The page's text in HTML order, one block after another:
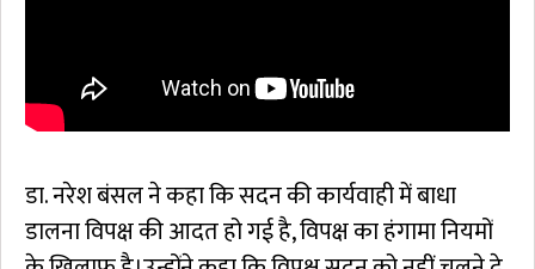
डा. नरेश बंसल ने कहा कि सदन की कार्यवाही में बाधा
डालना विपक्ष की आदत हो गई है, विपक्ष का हंगामा नियमों